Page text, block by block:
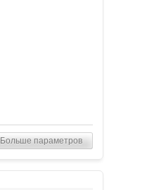
Больше параметров